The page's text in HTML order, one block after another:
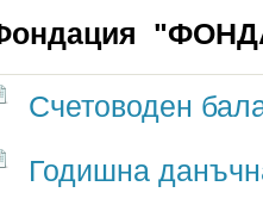
Счетоводен
Годишна